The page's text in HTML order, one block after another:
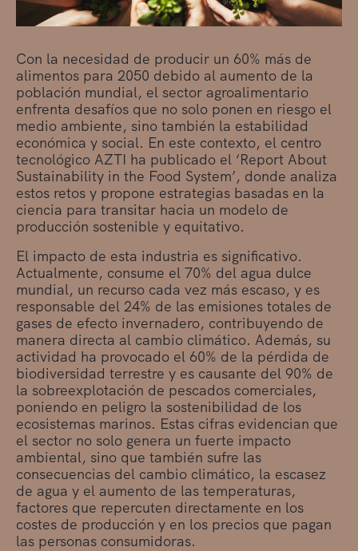
Con la necesidad de producir un 60% más de
alimentos para 2050 debido al aumento de la
población mundial, el sector agroalimentario
enfrenta desafíos que no solo ponen en riesgo el
medio ambiente, sino también la estabilidad
económica y social. En este contexto, el centro
tecnológico AZTI ha publicado el ‘Report About
Sustainability in the Food System’, donde analiza
estos retos y propone estrategias basadas en la
ciencia para transitar hacia un modelo de
producción sostenible y equitativo.
El impacto de esta industria es significativo.
Actualmente, consume el 70% del agua dulce
mundial, un recurso cada vez más escaso, y es
responsable del 24% de las emisiones totales de
gases de efecto invernadero, contribuyendo de
manera directa al cambio climático. Además, su
actividad ha provocado el 60% de la pérdida de
biodiversidad terrestre y es causante del 90% de
la sobreexplotación de pescados comerciales,
poniendo en peligro la sostenibilidad de los
ecosistemas marinos. Estas cifras evidencian que
el sector no solo genera un fuerte impacto
ambiental, sino que también sufre las
consecuencias del cambio climático, la escasez
de agua y el aumento de las temperaturas,
factores que repercuten directamente en los
costes de producción y en los precios que pagan
las personas consumidoras.